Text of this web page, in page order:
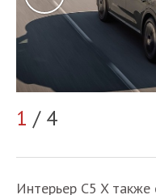
1 / 4
Интерьер C5 X